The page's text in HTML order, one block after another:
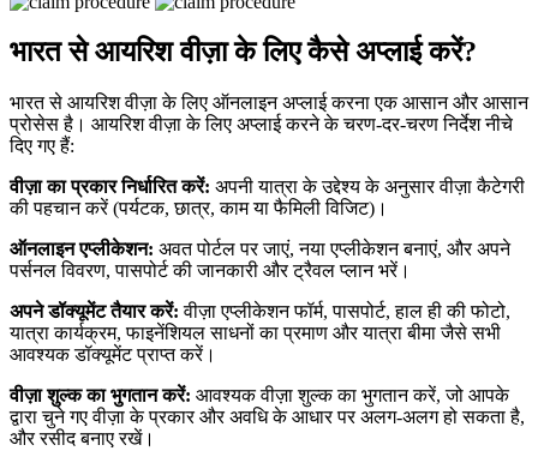
भारत से आयरिश वीज़ा के लिए कैसे अप्लाई करें?
भारत से आयरिश वीज़ा के लिए ऑनलाइन अप्लाई करना एक आसान और आसान
प्रोसेस है। आयरिश वीज़ा के लिए अप्लाई करने के चरण-दर-चरण निर्देश नीचे
दिए गए हैं:
वीज़ा का प्रकार निर्धारित करें: अपनी यात्रा के उद्देश्य के अनुसार वीज़ा कैटेगरी
की पहचान करें (पर्यटक, छात्र, काम या फैमिली विजिट)।
ऑनलाइन एप्लीकेशन: अवत पोर्टल पर जाएं, नया एप्लीकेशन बनाएं, और अपने
पर्सनल विवरण, पासपोर्ट की जानकारी और ट्रैवल प्लान भरें।
अपने डॉक्यूमेंट तैयार करें: वीज़ा एप्लीकेशन फॉर्म, पासपोर्ट, हाल ही की फोटो,
यात्रा कार्यक्रम, फाइनेंशियल साधनों का प्रमाण और यात्रा बीमा जैसे सभी
आवश्यक डॉक्यूमेंट प्राप्त करें।
वीज़ा शुल्क का भुगतान करें: आवश्यक वीज़ा शुल्क का भुगतान करें, जो आपके
द्वारा चुने गए वीज़ा के प्रकार और अवधि के आधार पर अलग-अलग हो सकता है,
और रसीद बनाए रखें।